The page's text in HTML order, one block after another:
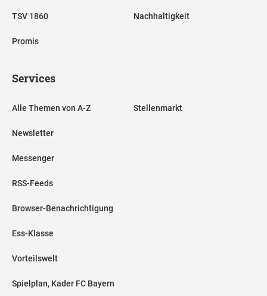
TSV 1860
Promis
Nachhaltigkeit
Services
Alle Themen von A-Z
Newsletter
Messenger
RSS-Feeds
Browser-Benachrichtigung
Ess-Klasse
Vorteilswelt
Spielplan, Kader FC Bayern
Stellenmarkt